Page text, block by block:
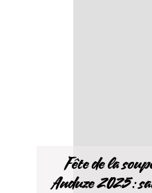
Fête de la
Anduze 2025 :